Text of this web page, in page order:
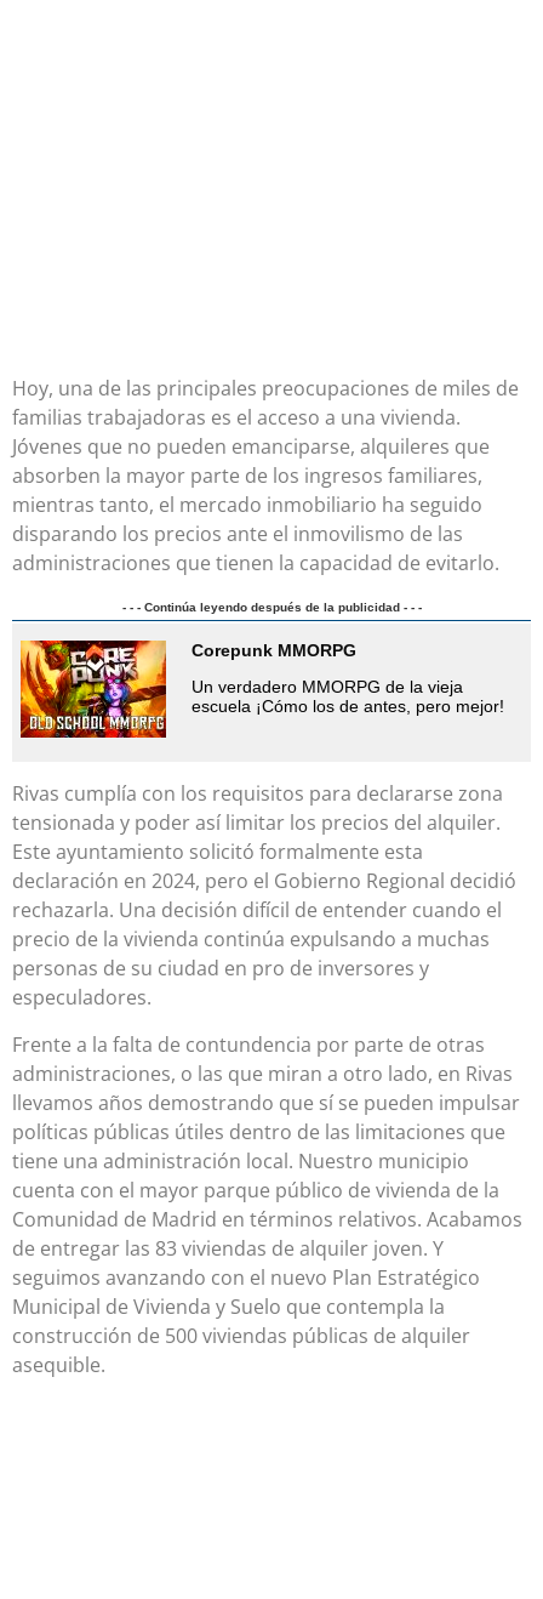
Hoy, una de las principales preocupaciones de miles de
familias trabajadoras es el acceso a una vivienda.
Jóvenes que no pueden emanciparse, alquileres que
absorben la mayor parte de los ingresos familiares,
mientras tanto, el mercado inmobiliario ha seguido
disparando los precios ante el inmovilismo de las
administraciones que tienen la capacidad de evitarlo.
- - - Continúa leyendo después de la publicidad - - -
Corepunk MMORPG
Un verdadero MMORPG de la vieja
escuela ¡Cómo los de antes, pero mejor!
Rivas cumplía con los requisitos para declararse zona
tensionada y poder así limitar los precios del alquiler.
Este ayuntamiento solicitó formalmente esta
declaración en 2024, pero el Gobierno Regional decidió
rechazarla. Una decisión difícil de entender cuando el
precio de la vivienda continúa expulsando a muchas
personas de su ciudad en pro de inversores y
especuladores.
Frente a la falta de contundencia por parte de otras
administraciones, o las que miran a otro lado, en Rivas
llevamos años demostrando que sí se pueden impulsar
políticas públicas útiles dentro de las limitaciones que
tiene una administración local. Nuestro municipio
cuenta con el mayor parque público de vivienda de la
Comunidad de Madrid en términos relativos. Acabamos
de entregar las 83 viviendas de alquiler joven. Y
seguimos avanzando con el nuevo Plan Estratégico
Municipal de Vivienda y Suelo que contempla la
construcción de 500 viviendas públicas de alquiler
asequible.